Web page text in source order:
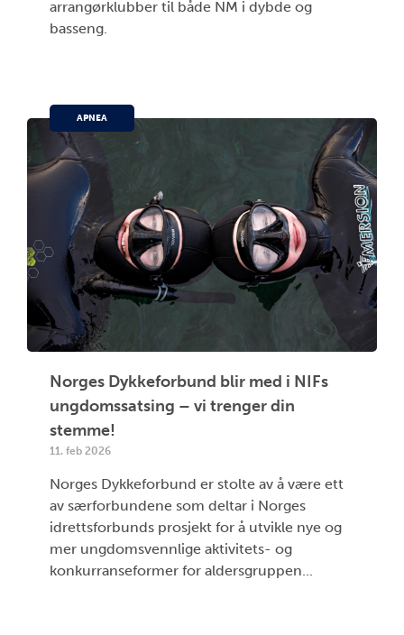
arrangørklubber til både NM i dybde og
basseng.
APNEA
Norges Dykkeforbund blir med i NIFs
ungdomssatsing – vi trenger din
stemme!
11. feb 2026
Norges Dykkeforbund er stolte av å være ett
av særforbundene som deltar i Norges
idrettsforbunds prosjekt for å utvikle nye og
mer ungdomsvennlige aktivitets- og
konkurranseformer for aldersgruppen...